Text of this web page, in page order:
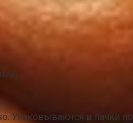
в пачки